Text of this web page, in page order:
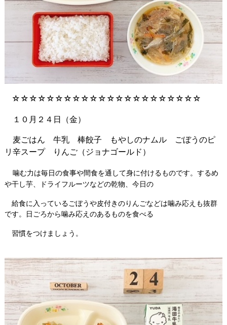
☆☆☆☆☆☆☆☆☆☆☆☆☆☆☆☆☆☆☆☆☆☆
１０月２４日（金）
麦ごはん 牛乳 棒餃子 もやしのナムル ごぼうのピ
リ辛スープ りんご（ジョナゴールド）
噛む力は毎日の食事や間食を通して身に付けるものです。するめ
や干し芋、ドライフルーツなどの乾物、今日の
給食に入っているごぼうや皮付きのりんごなどは噛み応えも抜群
です。日ごろから噛み応えのあるものを食べる
習慣をつけましょう。